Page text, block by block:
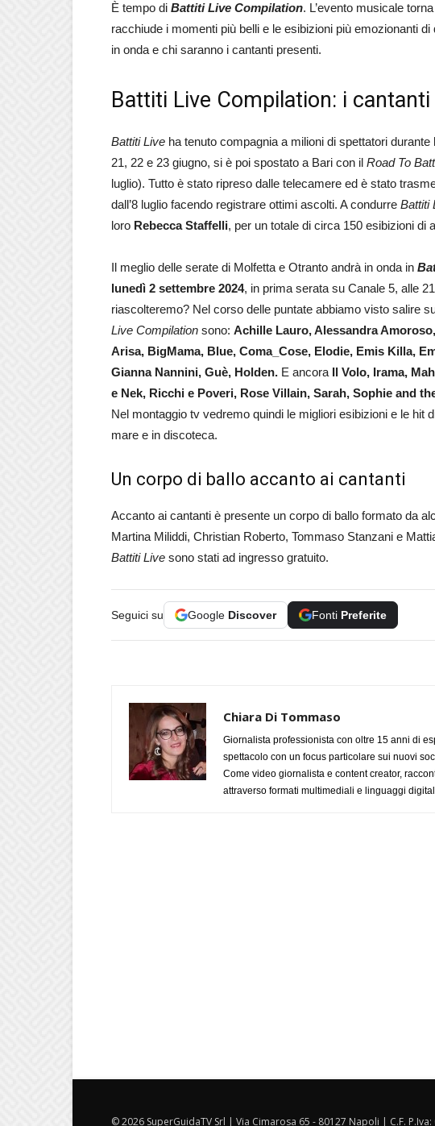
È tempo di Battiti Live Compilation. L’evento musicale
racchiude i momenti più belli e le esibizioni più emozionanti
in onda e chi saranno i cantanti presenti.
Battiti Live Compilation: i
Battiti Live ha tenuto compagnia a milioni di spettatori durante
21, 22 e 23 giugno, si è poi spostato a Bari con il Road To
luglio). Tutto è stato ripreso dalle telecamere ed è stato
dall’8 luglio facendo registrare ottimi ascolti. A condurre Battiti
loro Rebecca Staffelli, per un totale di circa 150 esibizioni di
Il meglio delle serate di Molfetta e Otranto andrà in onda in
lunedì 2 settembre 2024, in prima serata su Canale 5, alle
riascolteremo? Nel corso delle puntate abbiamo visto salire
Live Compilation sono: Achille Lauro, Alessandra
Arisa, BigMama, Blue, Coma_Cose, Elodie, Emis Killa,
Gianna Nannini, Guè, Holden. E ancora Il Volo, Irama,
e Nek, Ricchi e Poveri, Rose Villain, Sarah, Sophie and
Nel montaggio tv vedremo quindi le migliori esibizioni e le hit
mare e in discoteca.
Un corpo di ballo accanto ai cantanti
Accanto ai cantanti è presente un corpo di ballo formato da
Martina Miliddi, Christian Roberto, Tommaso Stanzani e
Battiti Live sono stati ad ingresso gratuito.
Seguici su Google Discover Fonti Preferite
Chiara Di Tommaso
Giornalista professionista con oltre 15 anni di
spettacolo con un focus particolare sui nuovi
Come video giornalista e content creator,
attraverso formati multimediali e linguaggi
© 2026 SuperGuidaTV Srl | Via Cimarosa 65 - 80127 Napoli | C.F.